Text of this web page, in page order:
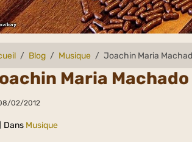
Blog Musique Joachin Maria
Maria Machado
02/2012
Dans Musique